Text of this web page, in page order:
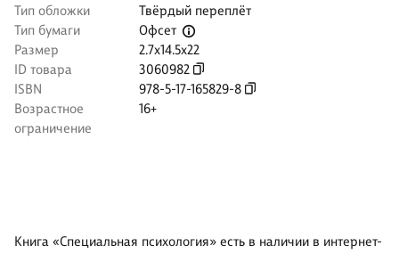
Тип обложки
Твёрдый переплёт
Тип бумаги
Офсет
Размер
2.7x14.5x22
ID товара
3060982
ISBN
978-5-17-165829-8
Возрастное
ограничение
16+
Книга «Специальная психология» есть в наличии в интернет-